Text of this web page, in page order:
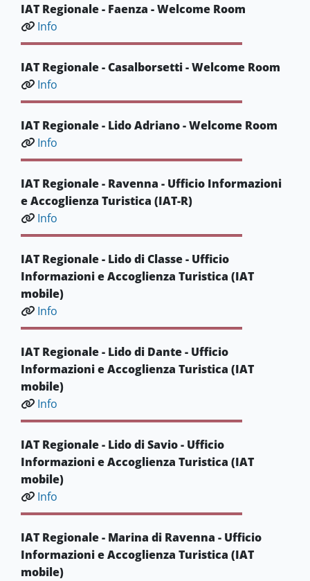
IAT Regionale - Faenza - Welcome Room
Info
IAT Regionale - Casalborsetti - Welcome Room
Info
IAT Regionale - Lido Adriano - Welcome Room
Info
IAT Regionale - Ravenna - Ufficio Informazioni
e Accoglienza Turistica (IAT-R)
Info
IAT Regionale - Lido di Classe - Ufficio
Informazioni e Accoglienza Turistica (IAT
mobile)
Info
IAT Regionale - Lido di Dante - Ufficio
Informazioni e Accoglienza Turistica (IAT
mobile)
Info
IAT Regionale - Lido di Savio - Ufficio
Informazioni e Accoglienza Turistica (IAT
mobile)
Info
IAT Regionale - Marina di Ravenna - Ufficio
Informazioni e Accoglienza Turistica (IAT
mobile)